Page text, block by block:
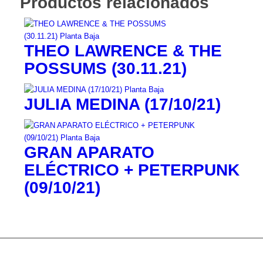
THEO LAWRENCE & THE
POSSUMS (30.11.21)
JULIA MEDINA (17/10/21)
GRAN APARATO
ELÉCTRICO + PETERPUNK
(09/10/21)